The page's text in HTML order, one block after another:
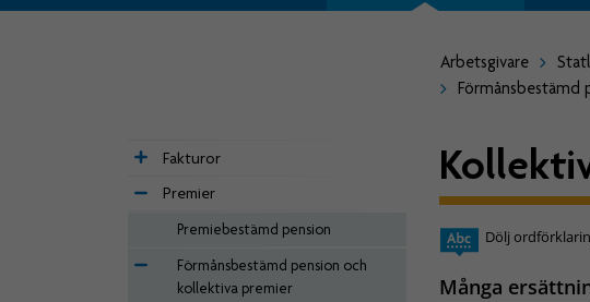
Arbetsgivare
Förmånsbestämd
Fakturor
Premier
Premiebestämd pension
Förmånsbestämd pension och
kollektiva premier
Dölj
Många